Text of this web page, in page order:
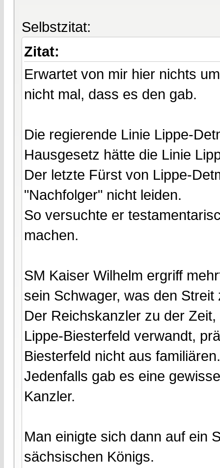
Selbstzitat:
Zitat:
Erwartet von mir hier nichts
nicht mal, dass es den gab.
Die regierende Linie Lippe-
Hausgesetz hätte die Linie
Der letzte Fürst von Lippe-
"Nachfolger" nicht leiden.
So versuchte er
machen.
SM Kaiser Wilhelm ergriff
sein Schwager, was den
Der Reichskanzler zu der
Lippe-Biesterfeld verwandt,
Biesterfeld nicht aus
Jedenfalls gab es eine
Kanzler.
Man einigte sich dann auf ein
sächsischen Königs.